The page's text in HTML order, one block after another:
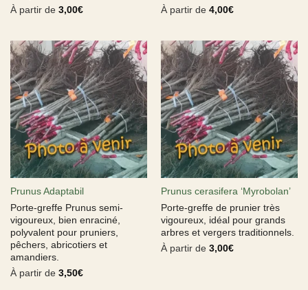
À partir de 3,00€
À partir de 4,00€
Prunus Adaptabil
Porte-greffe Prunus semi-
vigoureux, bien enraciné,
polyvalent pour pruniers,
pêchers, abricotiers et
amandiers.
À partir de 3,50€
Prunus cerasifera ‘Myrobolan’
Porte-greffe de prunier très
vigoureux, idéal pour grands
arbres et vergers traditionnels.
À partir de 3,00€